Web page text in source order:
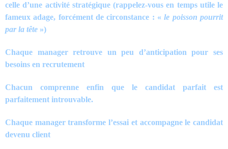
celle d’une activité stratégique (rappelez-vous en temps utile le
fameux adage, forcément de circonstance : «le poisson pourrit
par la tête »)
Chaque manager retrouve un peu d’anticipation pour ses
besoins en recrutement
Chacun comprenne enfin que le candidat parfait est
parfaitement introuvable.
Chaque manager transforme l’essai et accompagne le candidat
devenu client